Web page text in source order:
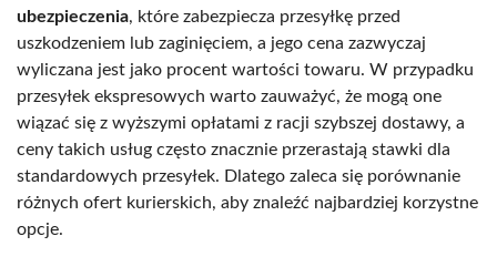
ubezpieczenia, które zabezpiecza przesyłkę przed
uszkodzeniem lub zaginięciem, a jego cena zazwyczaj
wyliczana jest jako procent wartości towaru. W przypadku
przesyłek ekspresowych warto zauważyć, że mogą one
wiązać się z wyższymi opłatami z racji szybszej dostawy, a
ceny takich usług często znacznie przerastają stawki dla
standardowych przesyłek. Dlatego zaleca się porównanie
różnych ofert kurierskich, aby znaleźć najbardziej korzystne
opcje.